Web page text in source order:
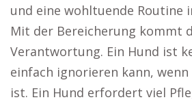
und eine wohltuende Routine
Mit der Bereicherung kommt
Verantwortung. Ein Hund ist
einfach ignorieren kann,
ist. Ein Hund erfordert viel